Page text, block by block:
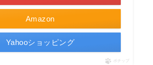
Amazon
Yahooショッピング
ポチップ